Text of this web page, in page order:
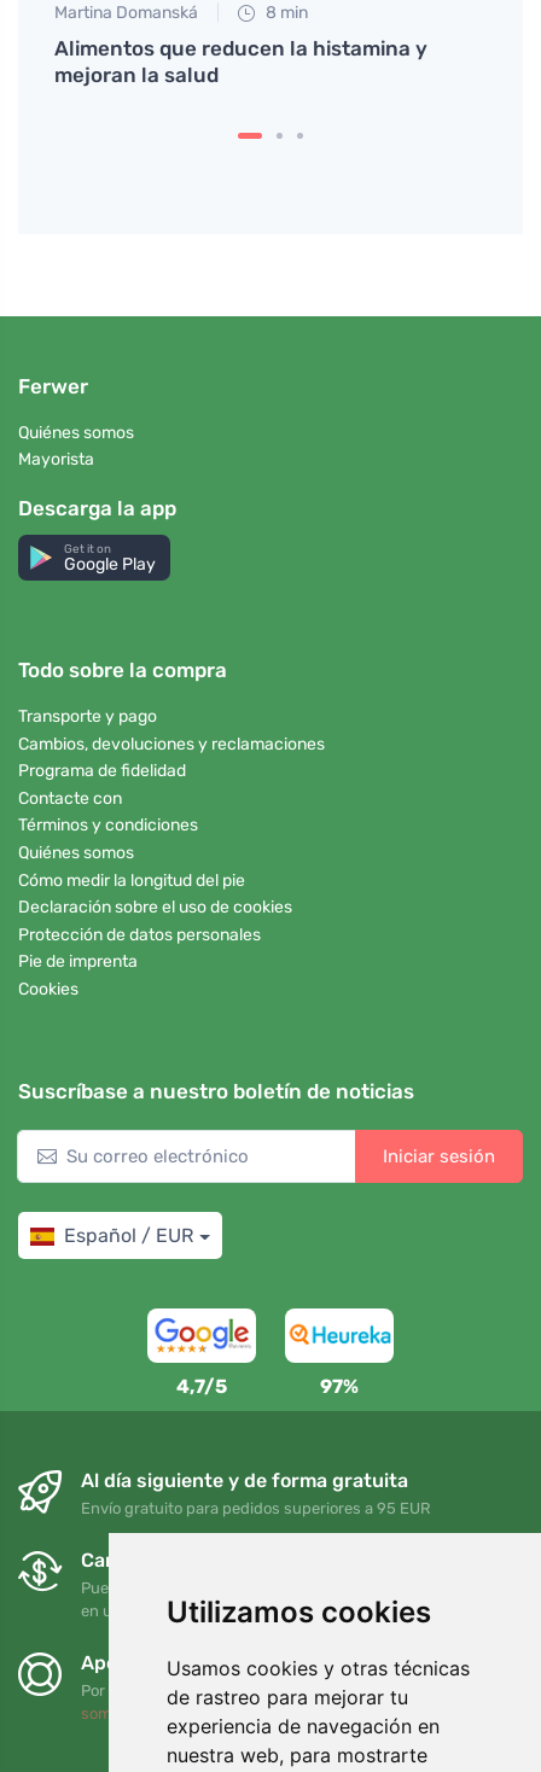
Utilizamos cookies
Usamos cookies y otras técnicas
de rastreo para mejorar tu
experiencia de navegación en
nuestra web, para mostrarte
Martina Domanská 8 min
Alimentos que reducen la histamina y
mejoran la salud
Ferwer
Quiénes somos
Mayorista
Descarga la app
Get it on
Google Play
Todo sobre la compra
Transporte y pago
Cambios, devoluciones y reclamaciones
Programa de fidelidad
Contacte con
Términos y condiciones
Quiénes somos
Cómo medir la longitud del pie
Declaración sobre el uso de cookies
Protección de datos personales
Pie de imprenta
Cookies
Suscríbase a nuestro boletín de noticias
Iniciar sesión
Español / EUR
4,7/5 97%
Al día siguiente y de forma gratuita
Envío gratuito para pedidos superiores a 95 EUR
Cambios y devoluciones gratuitos
Puede devolver o cambiar su pedido en cualquier momento
en un plazo de 90 días
Apoyamos a Trees.org
Por cada pedido plantamos un árbol. Leer más
somos